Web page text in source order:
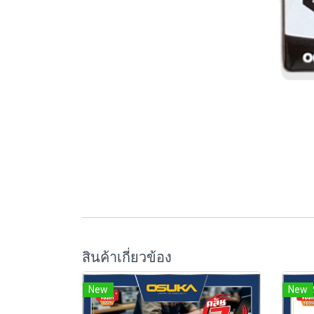
สินค้าเกี่ยวข้อง
New New